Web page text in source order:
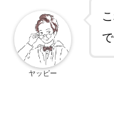
ヤッピー